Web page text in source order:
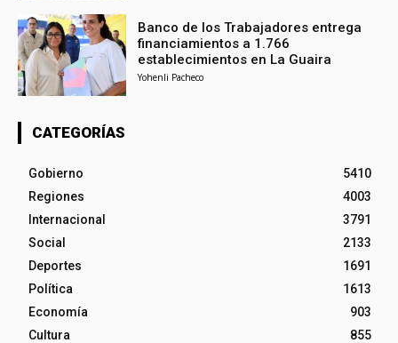
Banco de los Trabajadores entrega
financiamientos a 1.766
establecimientos en La Guaira
Yohenli Pacheco
CATEGORÍAS
Gobierno
5410
Regiones
4003
Internacional
3791
Social
2133
Deportes
1691
Política
1613
Economía
903
Cultura
855